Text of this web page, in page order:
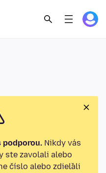
podporou. Nikdy vás
ste zavolali alebo
číslo alebo zdieľali